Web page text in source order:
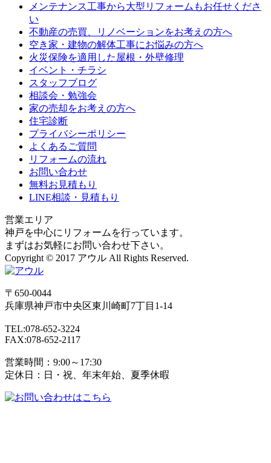
メンテナンス工事から大型リフォームもお任せくださ
い
不動産の売買、リノベーションをお考えの方へ
空き家・建物の解体工事にお悩みの方へ
火災保険を適用した屋根・外壁修理
イベント・チラシ
スタッフブログ
相談会・勉強会
家の売却をお考えの方へ
住宅診断
プライバシーポリシー
よくあるご質問
リフォームの流れ
お問い合わせ
無料お見積もり
LINE相談・見積もり
営業エリア
神戸を中心にリフォームを行っています。
まずはお気軽にお問い合わせ下さい。
Copyright © 2017 アウル All Rights Reserved.
〒650-0044
兵庫県神戸市中央区東川崎町7丁目1-14
TEL:078-652-3224
FAX:078-652-2117
営業時間：9:00～17:30
定休日：日・祝、年末年始、夏季休暇